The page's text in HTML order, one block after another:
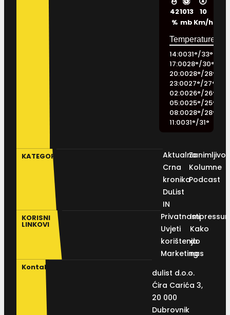
42
%
1013
mb
10
Km/h
14:0031°/33°
17:0028°/30°
20:0028°/28°
23:0027°/27°
02:0026°/26°
05:0025°/25°
08:0028°/28°
11:0031°/31°
KATEGORIJE
Aktualno
Crna
kronika
DuList
IN
Kolumne
Podcast
KORISNI
LINKOVI
Privatnosti
Uvjeti
korištenja
Marketing
Kako
do
nas
Kontakt
dulist d.o.o.
Ćira Carića 3,
20 000
Dubrovnik